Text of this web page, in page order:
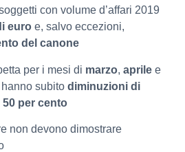
con volume d’affari 2019
euro e, salvo eccezioni,
del canone
per i mesi di marzo, aprile e
subito diminuzioni di
per cento
non devono dimostrare